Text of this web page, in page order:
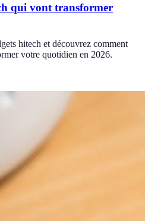
qui vont transformer
hitech et découvrez comment
votre quotidien en 2026.